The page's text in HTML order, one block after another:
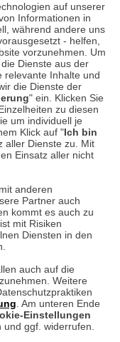
auf unserer
Informationen in
während andere uns
- helfen,
vorzunehmen. Um
Dienste aus der
relevante Inhalte und
die Dienste der
" ein. Klicken Sie
zu diesen
um individuell je
Klick auf "Ich bin
aller Dienste zu. Mit
Einsatz aller nicht
anderen
Partner auch
kommt es auch zu
mit Risiken
Diensten in den
auch auf die
Weitere
. Am unteren Ende
Einstellungen
ggf. widerrufen.
6
18:00 Uhr
Netz
Impressum
unserer Website
Online-Shop